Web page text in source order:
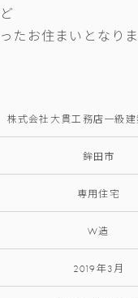
たお住まいとなりま
株式会社大貫工務店一級
鉾田市
専用住宅
W造
2019年3月